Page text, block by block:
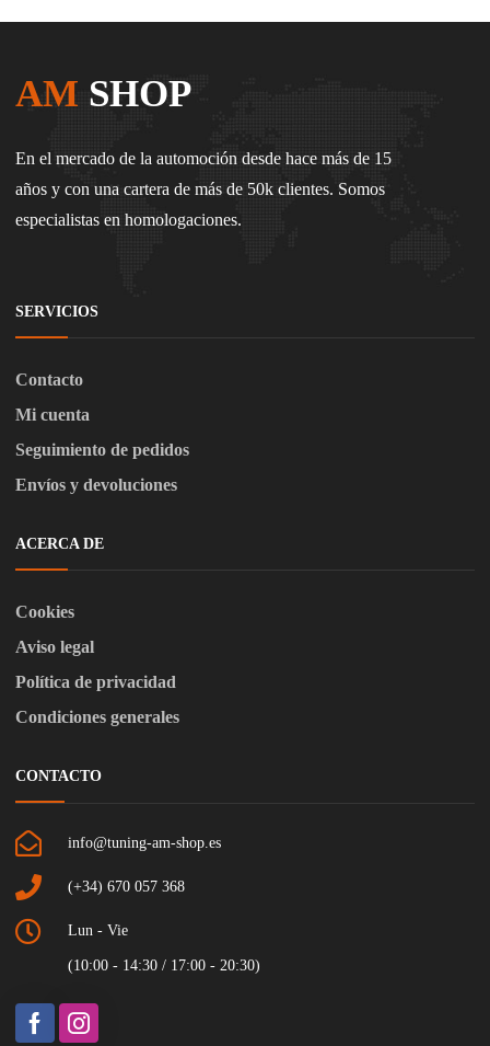
AM SHOP
En el mercado de la automoción desde hace más de 15
años y con una cartera de más de 50k clientes. Somos
especialistas en homologaciones.
SERVICIOS
Contacto
Mi cuenta
Seguimiento de pedidos
Envíos y devoluciones
ACERCA DE
Cookies
Aviso legal
Política de privacidad
Condiciones generales
CONTACTO
info@tuning-am-shop.es
(+34) 670 057 368
Lun - Vie
(10:00 - 14:30 / 17:00 - 20:30)